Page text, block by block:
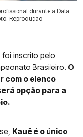
durante a Data
Reprodução
foi inscrito pelo
Brasileiro. O
com o elenco
opção para a
Kauê é o único